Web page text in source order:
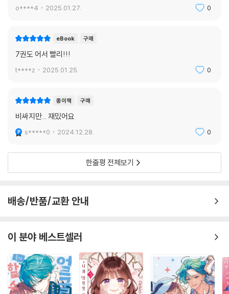
o****4 2025.01.27. 0
eBook 구매
7권도 어서 빨리!!!
t****z 2025.01.25. 0
종이책 구매
비싸지만... 재밌어요
s*****0 2024.12.28. 0
한줄평 전체보기
배송/반품/교환 안내
이 분야 베스트셀러